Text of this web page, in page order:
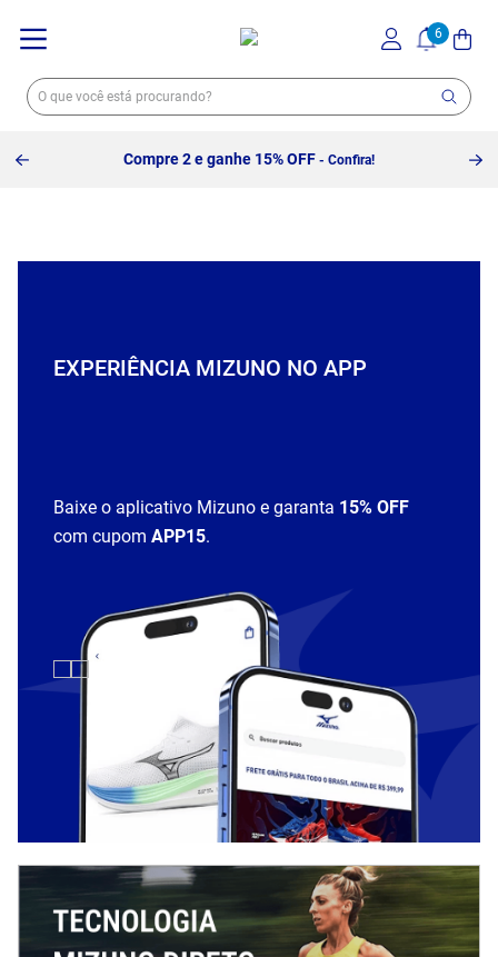
Compre 2 e ganhe 15% OFF - Confira!
EXPERIÊNCIA MIZUNO NO APP
Baixe o aplicativo Mizuno e garanta 15% OFF
com cupom APP15.